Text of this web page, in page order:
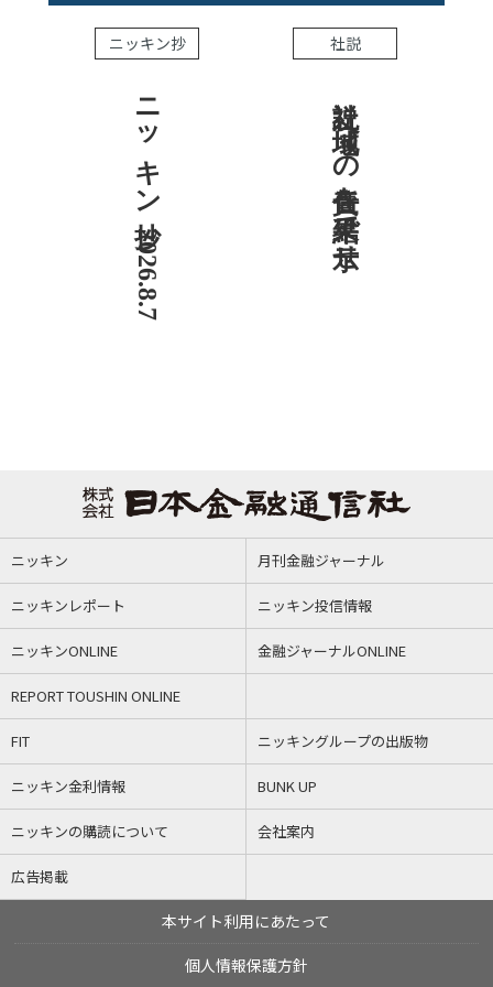
ニッキン抄
ニッキン抄 2026.8.7
社説
社説 地域への責任を結果で示せ
ニッキン 月刊金融ジャーナル
ニッキンレポート ニッキン投信情報
ニッキンONLINE 金融ジャーナルONLINE
REPORT TOUSHIN ONLINE
FIT ニッキングループの出版物
ニッキン金利情報 BUNK UP
ニッキンの購読について 会社案内
広告掲載
本サイト利用にあたって
個人情報保護方針